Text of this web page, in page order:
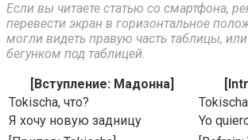
Если вы читаете статью со смартфона,
перевести экран в горизонтальное
могли видеть правую часть таблицы,
бегунком под таблицей.
[Вступление: Мадонна]
Tokischa, что?
Я хочу новую задницу
Yo